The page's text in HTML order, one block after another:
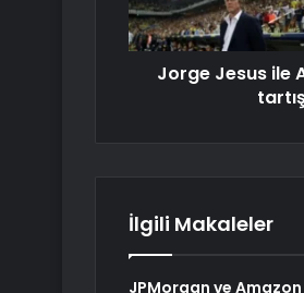
Jorge Jesus ile
İlgili Makaleler
JPMorgan ve